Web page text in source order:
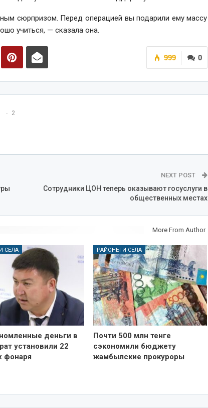
сюрпризом. Перед операцией вы подарили ему массу
учиться, — сказала она.
0
999
2
NEXT POST
Сотрудники ЦОН теперь оказывают госуслуги в
общественных местах
More From Author
СЕЛА
деньги в
установили 22
фонаря
РАЙОНЫ И СЕЛА
Почти 500 млн тенге
сэкономили бюджету
жамбылские прокуроры